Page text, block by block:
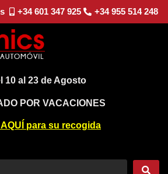
+34 601 347 925 +34 955 514 248
10 al 23 de Agosto
POR VACACIONES
AQUÍ para su recogida